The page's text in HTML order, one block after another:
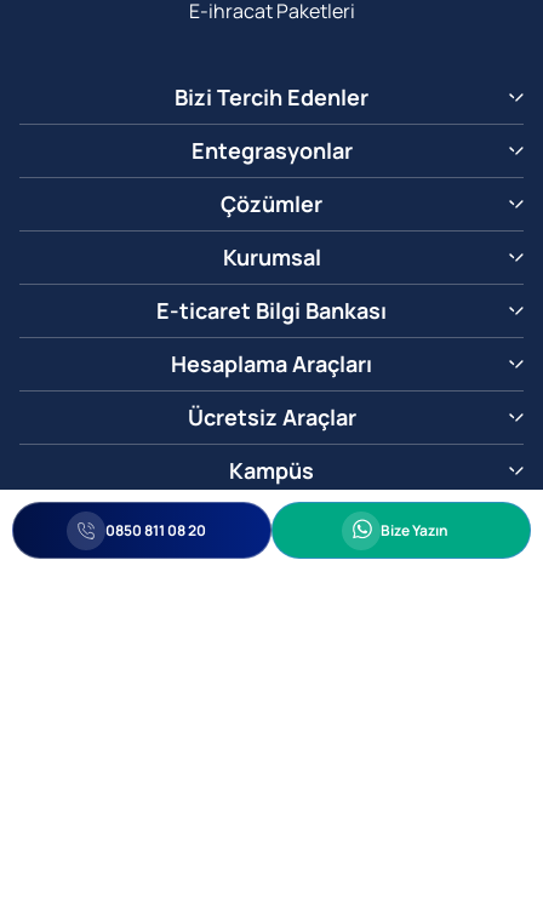
E-ihracat Paketleri
Bizi Tercih Edenler
Entegrasyonlar
Çözümler
Kurumsal
E-ticaret Bilgi Bankası
Hesaplama Araçları
Ücretsiz Araçlar
Kampüs
0850 811 08 20 Whatsapp
Bize Yazın
0850 811 08 20